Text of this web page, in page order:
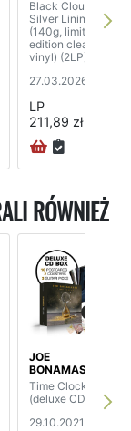
Black Clouds &
Silver Linings
(140g, limited
edition clear
vinyl) (2LP)
27.03.2026
LP
211,89 zł
RÓWNIEŻ
JOE
BONAMASSA
Time Clocks
(deluxe CD box)
29.10.2021